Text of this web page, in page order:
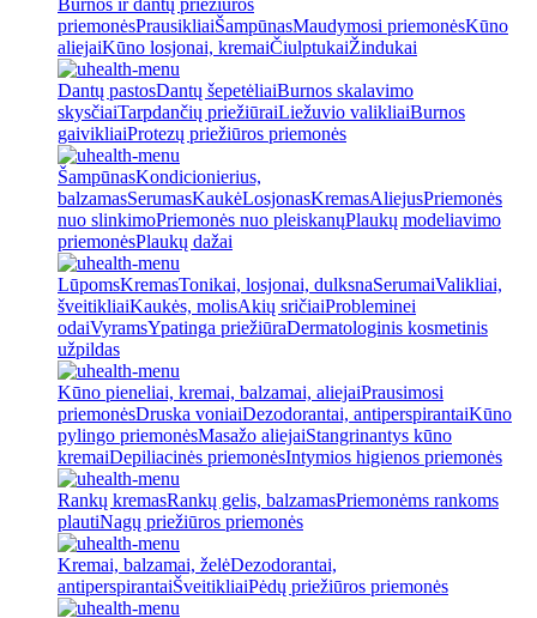
Burnos ir dantų priežiūros
priemonėsPrausikliaiŠampūnasMaudymosi priemonėsKūno
aliejaiKūno losjonai, kremaiČiulptukaiŽindukai
Dantų pastosDantų šepetėliaiBurnos skalavimo
skysčiaiTarpdančių priežiūraiLiežuvio valikliaiBurnos
gaivikliaiProtezų priežiūros priemonės
ŠampūnasKondicionierius,
balzamasSerumasKaukėLosjonasKremasAliejusPriemonės
nuo slinkimoPriemonės nuo pleiskanųPlaukų modeliavimo
priemonėsPlaukų dažai
LūpomsKremasTonikai, losjonai, dulksnaSerumaiValikliai,
šveitikliaiKaukės, molisAkių sričiaiProbleminei
odaiVyramsYpatinga priežiūraDermatologinis kosmetinis
užpildas
Kūno pieneliai, kremai, balzamai, aliejaiPrausimosi
priemonėsDruska voniaiDezodorantai, antiperspirantaiKūno
pylingo priemonėsMasažo aliejaiStangrinantys kūno
kremaiDepiliacinės priemonėsIntymios higienos priemonės
Rankų kremasRankų gelis, balzamasPriemonėms rankoms
plautiNagų priežiūros priemonės
Kremai, balzamai, želėDezodorantai,
antiperspirantaiŠveitikliaiPėdų priežiūros priemonės